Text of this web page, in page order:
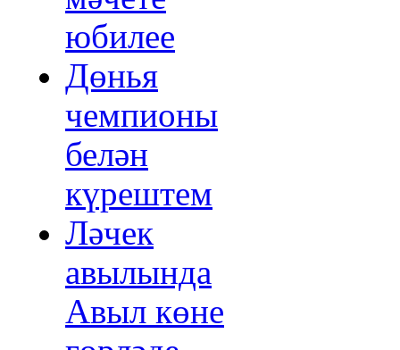
юбилее
Дөнья
чемпионы
белән
күрештем
Ләчек
авылында
Авыл көне